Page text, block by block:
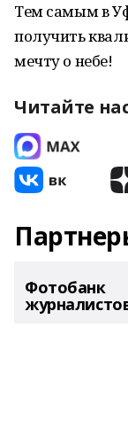
Тем самым в
получить
мечту о небе!
Читайте
Фотобанк